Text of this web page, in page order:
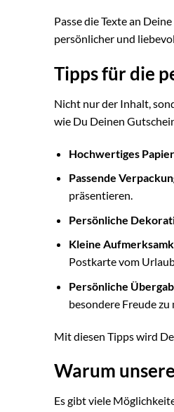
Passe die Texte an
persönlicher und
Tipps für die
Nicht nur der Inhalt,
wie Du Deinen
Hochwertiges
Passende
präsentieren.
Persönliche
Kleine
Postkarte vom
Persönliche
besondere Freude zu
Mit diesen Tipps wird
Warum
Es gibt viele